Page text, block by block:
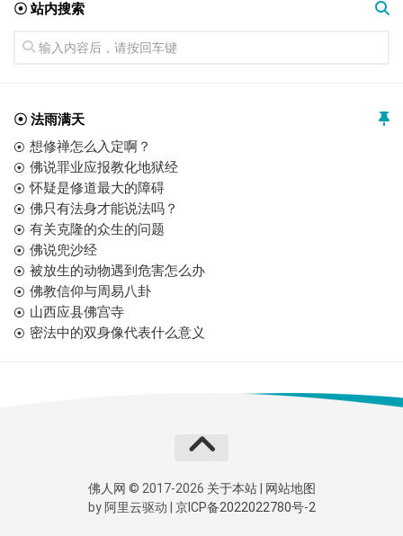
☉ 站内搜索
☉ 法雨满天
想修禅怎么入定啊？
佛说罪业应报教化地狱经
怀疑是修道最大的障碍
佛只有法身才能说法吗？
有关克隆的众生的问题
佛说兜沙经
被放生的动物遇到危害怎么办
佛教信仰与周易八卦
山西应县佛宫寺
密法中的双身像代表什么意义
佛人网 © 2017-2026 关于本站|
网站地图
by 阿里云驱动 | 京ICP备2022022780号-2